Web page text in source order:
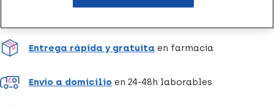
Entrega rápida y gratuita en farmacia
Envío a domicilio en 24-48h laborables